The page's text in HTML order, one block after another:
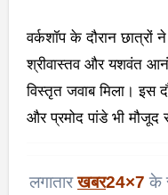
वर्कशॉप के दौरान छात्रों
श्रीवास्तव और यशवंत
विस्तृत जवाब मिला। इस
और प्रमोद पांडे भी मौजूद
लगातारखबर24×7 के